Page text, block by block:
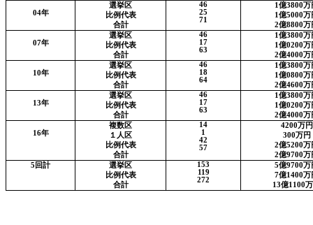
04年
選挙区
比例代表
合計
46
25
71
1 億3800万
1 億5000万
2億8800万
07年
選挙区
比例代表
合計
46
17
63
1 億3800万
1 億0200万
2億4000万
10年
選挙区
比例代表
合計
46
18
64
1 億3800万
1 億0800万
2億4600万
13年
選挙区
比例代表
合計
46
17
63
1 億3800万
1 億0200万
2億4000万
16年
複数区
１人区
比例代表
合計
14
1
42
57
4200万円
300万円
2億5200万
2億9700万
5 回計
選挙区
比例代表
合計
153
119
272
5億9700万
7億1400万
13億1100